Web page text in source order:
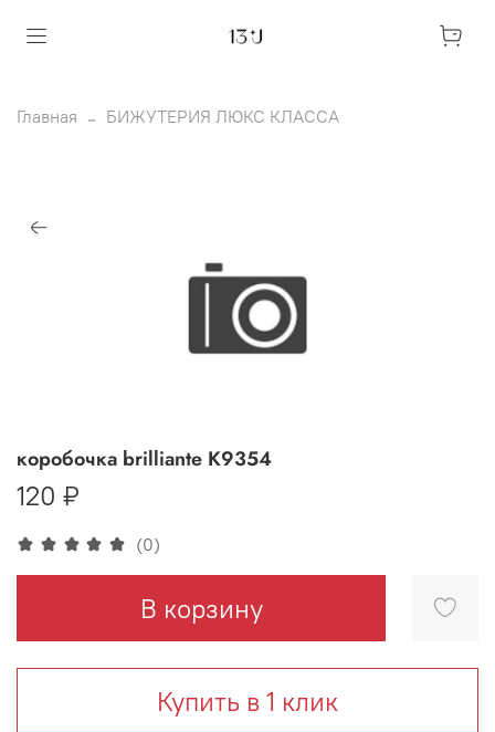
Главная БИЖУТЕРИЯ ЛЮКС КЛАССА
(0)
коробочка brilliante К9354
120 ₽
В корзину
Купить в 1 клик